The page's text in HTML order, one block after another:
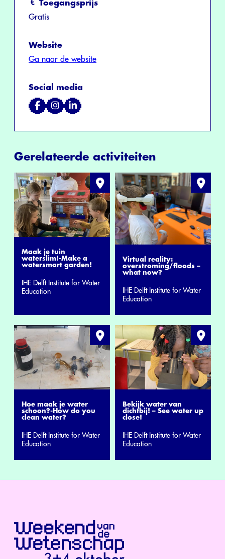
Toegangsprijs
Gratis
Website
Ga naar de website
Social media
Gerelateerde activiteiten
Maak je tuin
waterslim!-Make a
watersmart garden!
IHE Delft Institute for Water
Education
Virtual reality:
overstroming/floods –
what now?
IHE Delft Institute for Water
Education
Hoe maak je water
schoon?-How do you
clean water?
IHE Delft Institute for Water
Education
Bekijk water van
dichtbij! – See water up
close!
IHE Delft Institute for Water
Education